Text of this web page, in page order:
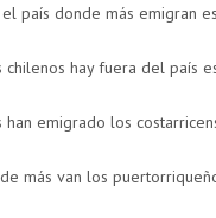
país donde más emigran
chilenos hay fuera del país
han emigrado los
más van los